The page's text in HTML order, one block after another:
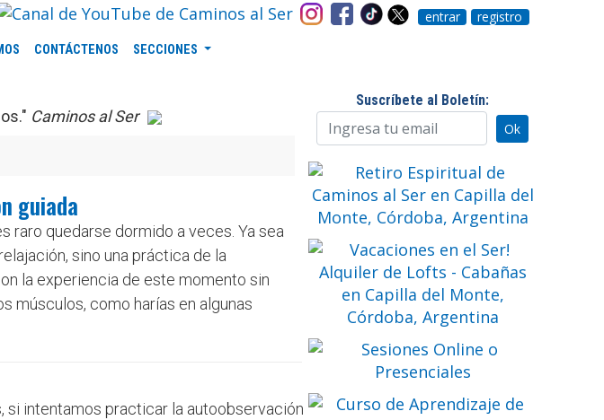
entrar registro
CONTÁCTENOS SECCIONES
Caminos al Ser
guiada
raro quedarse dormido a veces. Ya sea
sino una práctica de la
la experiencia de este momento sin
músculos, como harías en algunas
si intentamos practicar la autoobservación
Suscríbete al Boletín: